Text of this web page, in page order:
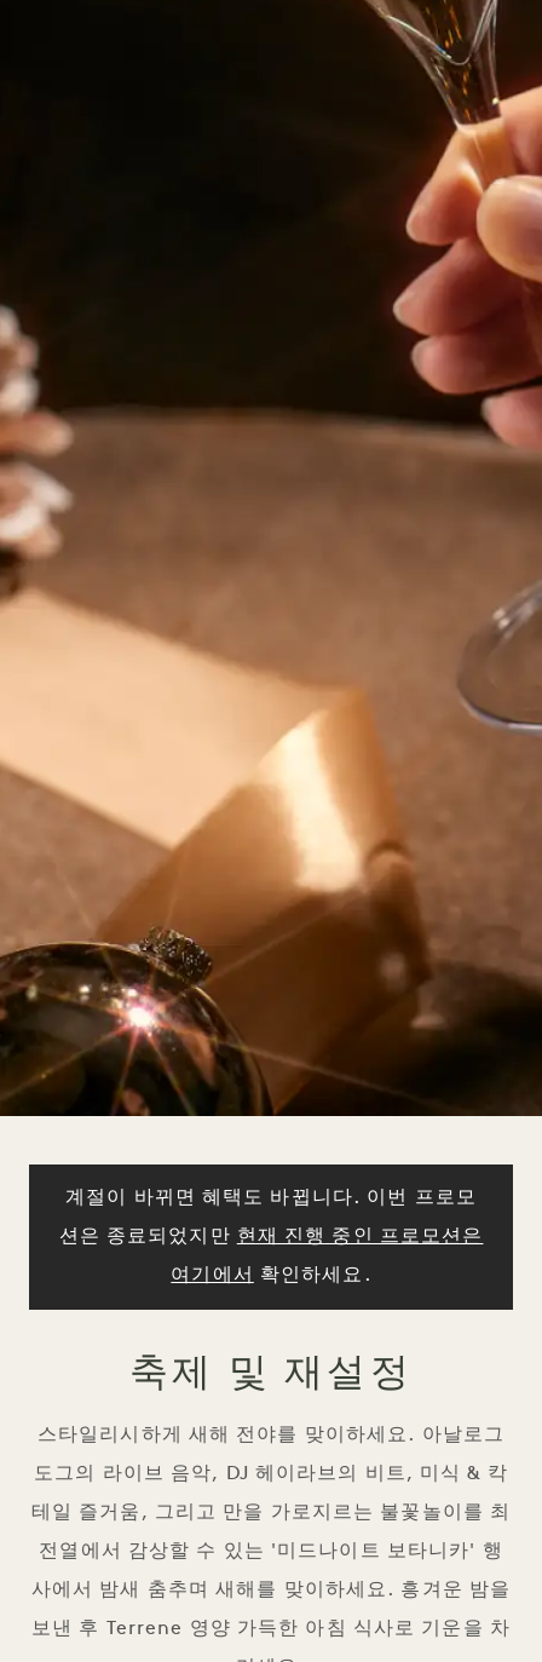
계절이 바뀌면 혜택도 바뀝니다. 이번 프로모
션은 종료되었지만 현재 진행 중인 프로모션은
여기에서
확인하세요.
축제 및 재설정
스타일리시하게 새해 전야를 맞이하세요. 아날로그
도그의 라이브 음악, DJ 헤이라브의 비트, 미식 & 칵
테일 즐거움, 그리고 만을 가로지르는 불꽃놀이를 최
전열에서 감상할 수 있는 '미드나이트 보타니카' 행
사에서 밤새 춤추며 새해를 맞이하세요. 흥겨운 밤을
보낸 후 Terrene 영양 가득한 아침 식사로 기운을 차